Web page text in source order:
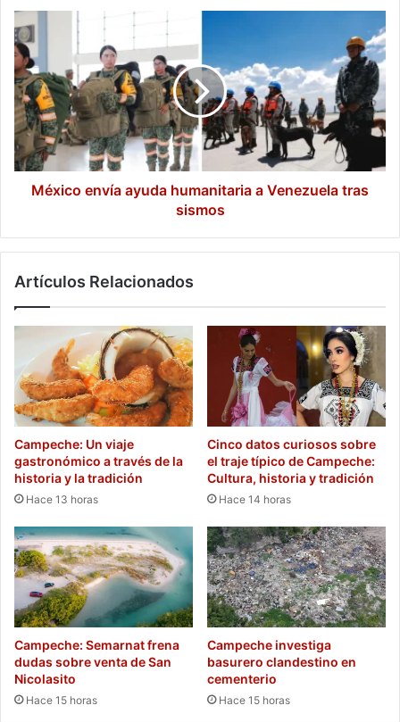
envía
ayuda
humanitaria
a
Venezuela
tras
sismos
México envía ayuda humanitaria a Venezuela tras
sismos
Artículos Relacionados
Campeche: Un viaje
gastronómico a través de la
historia y la tradición
Hace 13 horas
Cinco datos curiosos sobre
el traje típico de Campeche:
Cultura, historia y tradición
Hace 14 horas
Campeche: Semarnat frena
dudas sobre venta de San
Nicolasito
Hace 15 horas
Campeche investiga
basurero clandestino en
cementerio
Hace 15 horas